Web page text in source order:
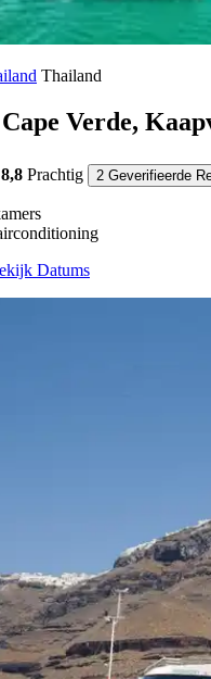
Thailand
Verde,
8,8 Prachtig 2 Geverifieerde
Datums